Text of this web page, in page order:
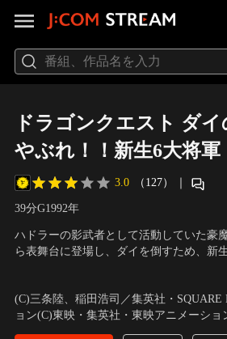
ドラゴンクエスト ダ
やぶれ！！新生6大将軍
3.0 （127） ｜
39分G1992年
ハドラーの影武者として活動していた豪
ら表舞台に登場し、ダイを倒すため、新
を守るべく城に残っていたマァムは、魂
日以内に魂を取り戻さなければ彼女は死
(C)三条陸、稲田浩司／集英社・
ョン(C)東映・集英社・東映アニメーショ